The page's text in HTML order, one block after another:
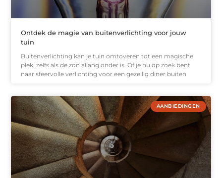
Ontdek de magie van buitenverlichting voor jouw
tuin
Buitenverlichting kan je tuin omtoveren tot een magische
plek, zelfs als de zon allang onder is. Of je nu op zoek bent
naar sfeervolle verlichting voor een gezellig diner buiten
AANBIEDINGEN